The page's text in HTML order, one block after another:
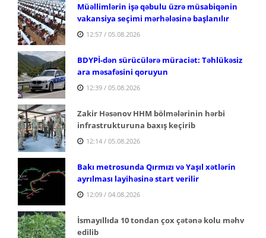
Müəllimlərin işə qəbulu üzrə müsabiqənin
vakansiya seçimi mərhələsinə başlanılır
12:57 / 05.08.2026
BDYPİ-dən sürücülərə müraciət: Təhlükəsiz
ara məsafəsini qoruyun
12:39 / 05.08.2026
Zakir Həsənov HHM bölmələrinin hərbi
infrastrukturuna baxış keçirib
12:14 / 05.08.2026
Bakı metrosunda Qırmızı və Yaşıl xətlərin
ayrılması layihəsinə start verilir
12:09 / 04.08.2026
İsmayıllıda 10 tondan çox çətənə kolu məhv
edilib